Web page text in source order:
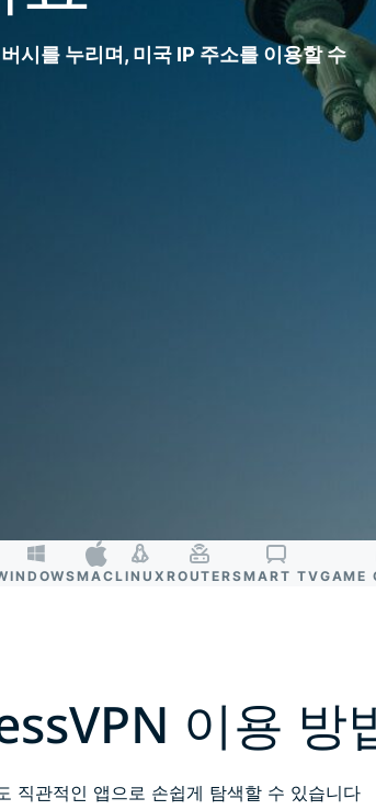
하나의 구독으로 종합
세요. 완벽한 작동으로
모든 제품 보기
인증 등을 제공
합니다.
능을 선사하는
eSIM.
시를 누리며, 미국 IP 주소를 이용할 수
MACLINUX ROUTERSMART TVGAME
이용 방
직관적인 앱으로 손쉽게 탐색할 수 있습니다